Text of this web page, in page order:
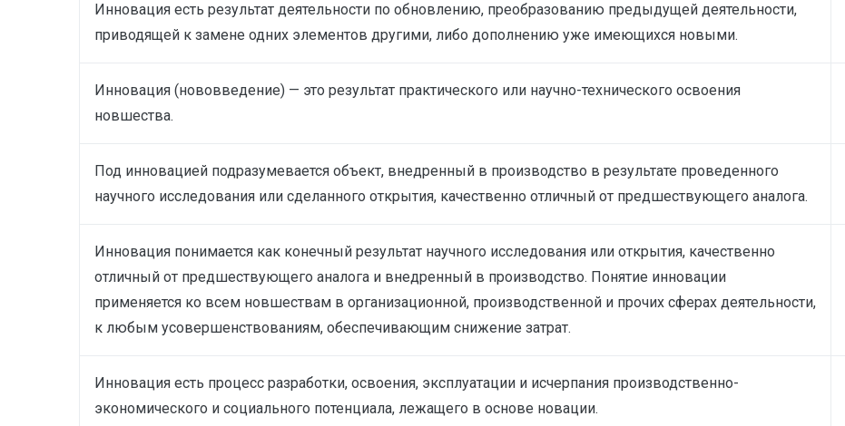
Инновация есть результат деятельности по обновлению, преобразованию предыдущей деятельности,
приводящей к замене одних элементов другими, либо дополнению уже имеющихся новыми.
Инновация (нововведение) — это результат практического или научно-технического освоения
новшества.
Под инновацией подразумевается объект, внедренный в производство в результате проведенного
научного исследования или сделанного открытия, качественно отличный от предшествующего аналога.
Инновация понимается как конечный результат научного исследования или открытия, качественно
отличный от предшествующего аналога и внедренный в производство. Понятие инновации
применяется ко всем новшествам в организационной, производственной и прочих сферах деятельности,
к любым усовершенствованиям, обеспечивающим снижение затрат.
Инновация есть процесс разработки, освоения, эксплуатации и исчерпания производственно-
экономического и социального потенциала, лежащего в основе новации.